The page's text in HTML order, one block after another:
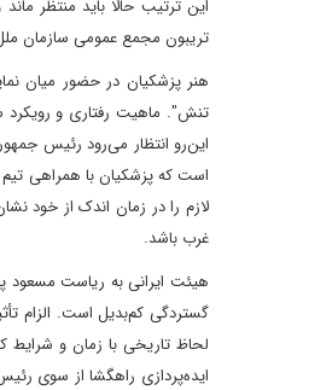
این ترتیب حالا باید منتظر
تریبون مجمع عمومی سازمان ملل
هنر پزشکیان در حضور میان
تنش". ماهیت رفتاری و رویکرد
این‌رو انتظار می‌رود رئیس
است که پزشکیان با همراهی تیم
لازم را در زمان اندک از خود
غرب باشد.
هیئت ایرانی به ریاست مسعود
گستردگی کم‌بدیل است. الزام
لحاظ تاریخی با زمان و شرایط
ایده‌پردازی راهگشا از سوی